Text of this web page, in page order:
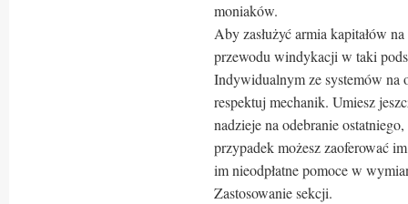
moniaków.
Aby zasłużyć armia kapitałów
przewodu windykacji w taki
Indywidualnym ze systemów na
respektuj mechanik. Umiesz
nadzieje na odebranie
przypadek możesz zaoferować
im nieodpłatne pomoce w
Zastosowanie sekcji.